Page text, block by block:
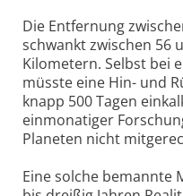
Die Entfernung
schwankt zwischen 56
Kilometern. Selbst bei
müsste eine Hin- und
knapp 500 Tagen
einmonatiger
Planeten nicht
Eine solche bemannte